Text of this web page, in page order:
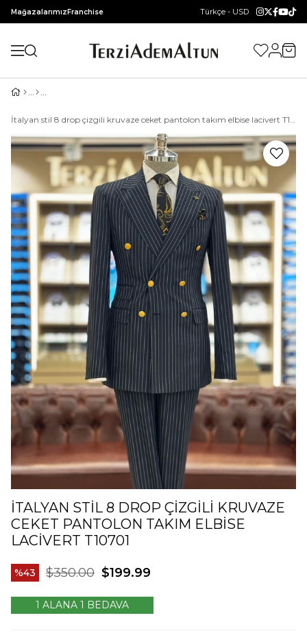
MağazalarımızFranchise Türkçe - USD
İtalyan stil 8 drop çizgili kruvaze ceket pantolon takım elbise lacivert T10701
İTALYAN STIL 8 DROP ÇIZGILI KRUVAZE
CEKET PANTOLON TAKIM ELBISE
LACIVERT T10701
43 $350.00 $199.99
1 ALANA 1 BEDAVA